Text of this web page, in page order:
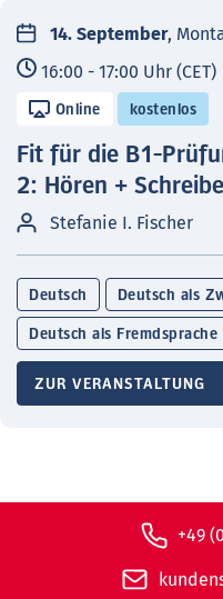
14. September,
16:00 - 17:00 Uhr (CET)
Online kostenlos
Fit für die B1-
2: Hören +
Stefanie I. Fischer
Deutsch Deutsch als
Deutsch als Fremdsprache
ZUR VERANSTALTUNG
+49